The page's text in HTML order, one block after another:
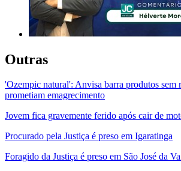
Outras
'Ozempic natural': Anvisa barra produtos sem
prometiam emagrecimento
Jovem fica gravemente ferido após cair de
Procurado pela Justiça é preso em Igaratinga
Foragido da Justiça é preso em São José da